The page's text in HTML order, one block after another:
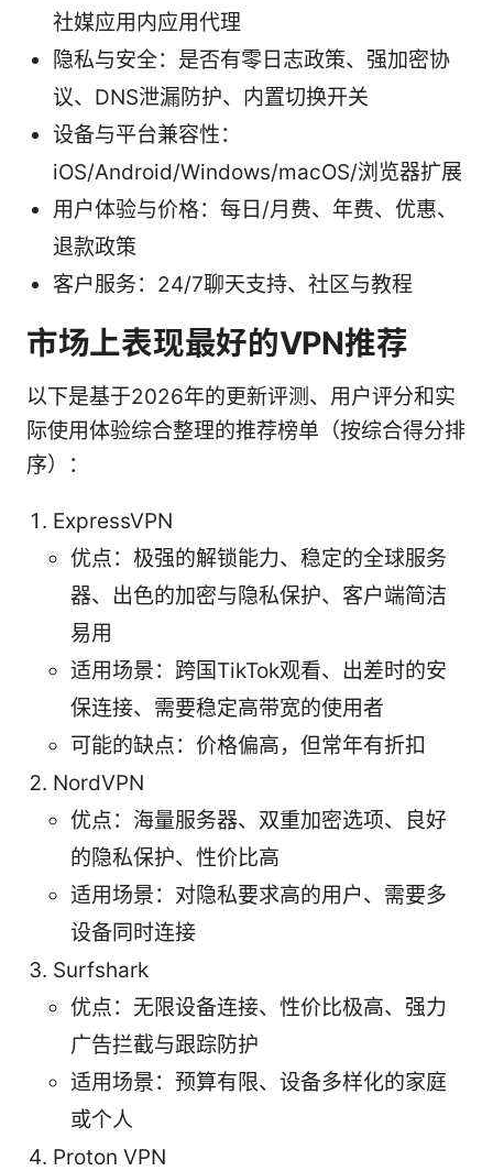
社媒应用内应用代理
隐私与安全：是否有零日志政策、强加密协
议、DNS泄漏防护、内置切换开关
设备与平台兼容性：
iOS/Android/Windows/macOS/浏览器扩展
用户体验与价格：每日/月费、年费、优惠、
退款政策
客户服务：24/7聊天支持、社区与教程
市场上表现最好的VPN推荐
以下是基于2026年的更新评测、用户评分和实
际使用体验综合整理的推荐榜单（按综合得分排
序）：
ExpressVPN
优点：极强的解锁能力、稳定的全球服务
器、出色的加密与隐私保护、客户端简洁
易用
适用场景：跨国TikTok观看、出差时的安
保连接、需要稳定高带宽的使用者
可能的缺点：价格偏高，但常年有折扣
NordVPN
优点：海量服务器、双重加密选项、良好
的隐私保护、性价比高
适用场景：对隐私要求高的用户、需要多
设备同时连接
Surfshark
优点：无限设备连接、性价比极高、强力
广告拦截与跟踪防护
适用场景：预算有限、设备多样化的家庭
或个人
Proton VPN